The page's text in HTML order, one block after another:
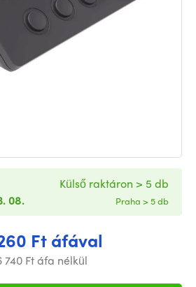
Ft áfával
740 Ft áfa nélkül
08.
Külső raktáron > 5 db
Praha > 5 db